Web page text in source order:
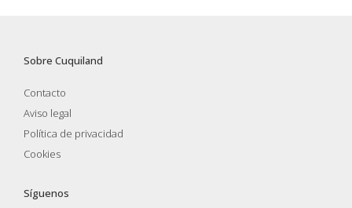
Sobre Cuquiland
Contacto
Aviso legal
Política de privacidad
Cookies
Síguenos